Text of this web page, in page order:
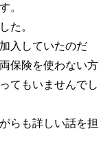
。
た。
入していたのだ
保険を使わない方
てもいませんでし
らも詳しい話を担